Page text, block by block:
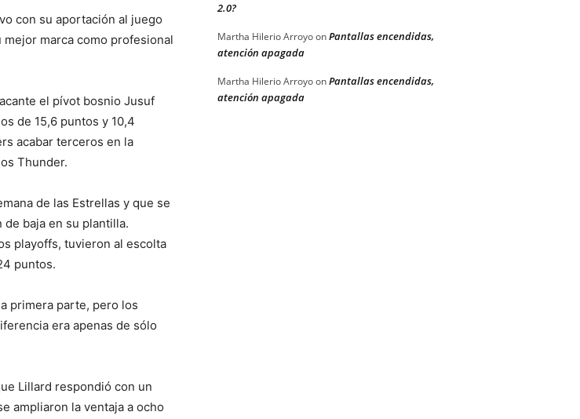
con su aportación al juego
marca como profesional
el pívot bosnio Jusuf
de 15,6 puntos y 10,4
acabar terceros en la
Thunder.
de las Estrellas y que se
baja en su plantilla.
playoffs, tuvieron al escolta
puntos.
primera parte, pero los
era apenas de sólo
Lillard respondió con un
ampliaron la ventaja a ocho
2.0?
Martha Hilerio ArroyoonPantallas encendidas,
atención apagada
Martha Hilerio ArroyoonPantallas encendidas,
atención apagada